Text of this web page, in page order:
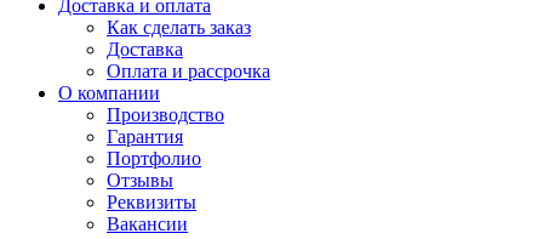
Доставка и оплата
Как сделать заказ
Доставка
Оплата и рассрочка
О компании
Производство
Гарантия
Портфолио
Отзывы
Реквизиты
Вакансии